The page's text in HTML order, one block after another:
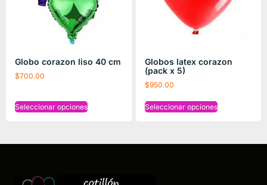
Globo corazon liso 40 cm
$700.00
Seleccionar opciones
Globos latex corazon
(pack x 5)
$950.00
Seleccionar opciones